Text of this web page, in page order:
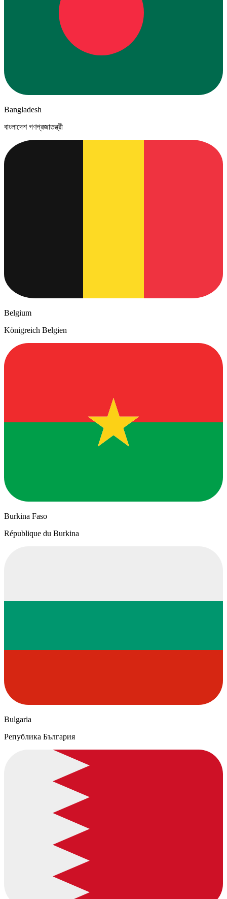
Bangladesh
বাংলাদেশ গণপ্রজাতন্ত্রী
Belgium
Königreich Belgien
Burkina Faso
République du Burkina
Bulgaria
Република България